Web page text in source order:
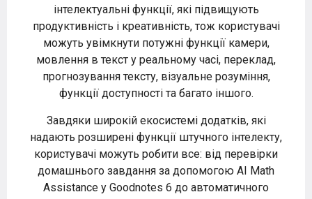
інтелектуальні функції, які підвищують
продуктивність і креативність, тож користувачі
можуть увімкнути потужні функції камери,
мовлення в текст у реальному часі, переклад,
прогнозування тексту, візуальне розуміння,
функції доступності та багато іншого.
Завдяки широкій екосистемі додатків, які
надають розширені функції штучного інтелекту,
користувачі можуть робити все: від перевірки
домашнього завдання за допомогою AI Math
Assistance у Goodnotes 6 до автоматичного